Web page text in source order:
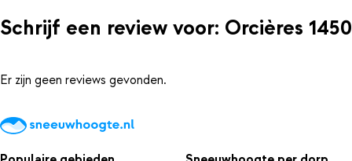
Schrijf een review voor: Orcières 1450
Er zijn geen reviews gevonden.